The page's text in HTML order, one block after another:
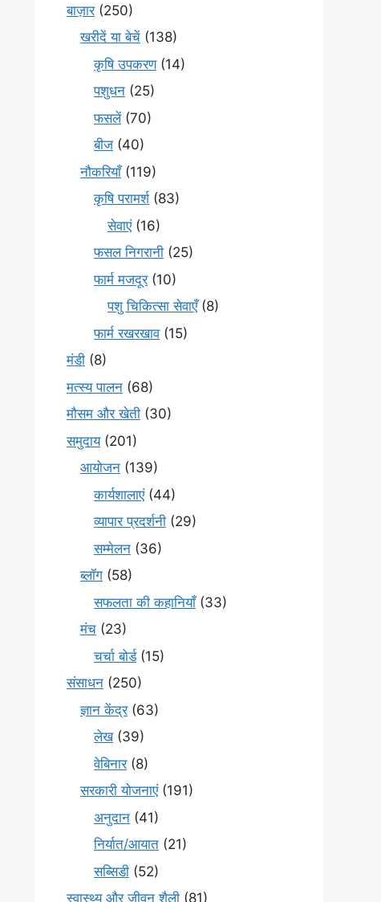
बाज़ार(250)
खरीदें या बेचें (138)
कृषि उपकरण(14)
पशुधन (25)
फसलें(70)
बीज (40)
नौकरियाँ(119)
कृषि परामर्श(83)
सेवाएं(16)
फसल निगरानी (25)
फार्म मजदूर(10)
पशु चिकित्सा सेवाएँ(8)
फार्म रखरखाव(15)
मंडी (8)
मत्स्य पालन (68)
मौसम और खेती (30)
समुदाय(201)
आयोजन (139)
कार्यशालाएं(44)
व्यापार प्रदर्शनी (29)
सम्मेलन (36)
ब्लॉग (58)
सफलता की कहानियाँ(33)
मंच (23)
चर्चा बोर्ड(15)
संसाधन (250)
ज्ञान केंद्र(63)
लेख(39)
वेबिनार(8)
सरकारी योजनाएं(191)
अनुदान (41)
निर्यात/आयात (21)
सब्सिडी (52)
स्वास्थ्य और जीवन शैली (81)